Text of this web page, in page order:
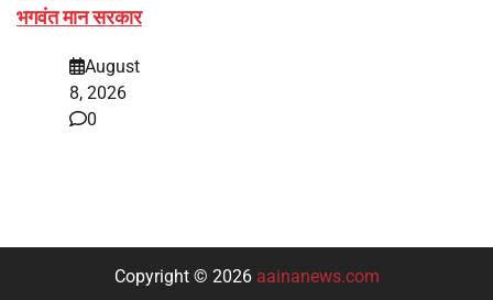
भगवंत मान सरकार
August
8, 2026
0
Copyright © 2026 aainanews.com